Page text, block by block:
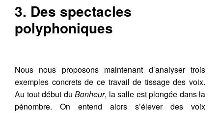
3. Des spectacles
polyphoniques
Nous nous proposons maintenant d’analyser trois
exemples concrets de ce travail de tissage des voix.
Au tout début du Bonheur, la salle est plongée dans la
pénombre. On entend alors s’élever des voix